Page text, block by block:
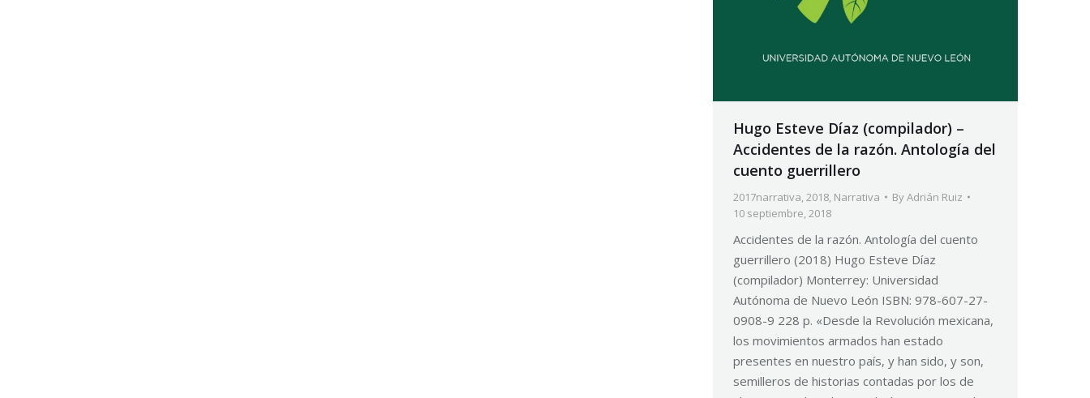
Hugo Esteve Díaz (compilador) –
Accidentes de la razón. Antología del
cuento guerrillero
2017narrativa,2018, Narrativa ByAdrián Ruiz
10 septiembre, 2018
Accidentes de la razón. Antología del cuento
guerrillero (2018) Hugo Esteve Díaz
(compilador) Monterrey: Universidad
Autónoma de Nuevo León ISBN: 978-607-27-
0908-9 228 p. «Desde la Revolución mexicana,
los movimientos armados han estado
presentes en nuestro país, y han sido, y son,
semilleros de historias contadas por los de